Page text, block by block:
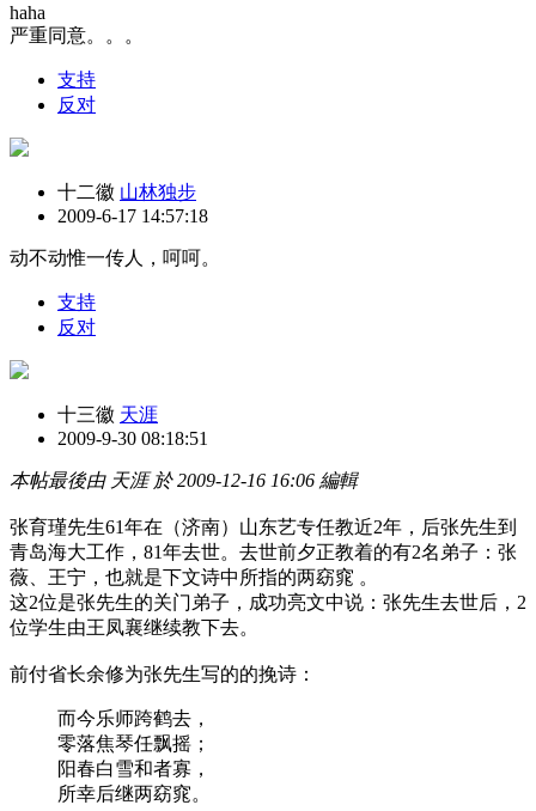
haha
严重同意。。。
支持
反对
十二徽 山林独步
2009-6-17 14:57:18
动不动惟一传人，呵呵。
支持
反对
十三徽 天涯
2009-9-30 08:18:51
本帖最後由 天涯 於 2009-12-16 16:06 編輯
张育瑾先生61年在（济南）山东艺专任教近2年，后张先生到
青岛海大工作，81年去世。去世前夕正教着的有2名弟子：张
薇、王宁，也就是下文诗中所指的两窈窕 。
这2位是张先生的关门弟子，成功亮文中说：张先生去世后，2
位学生由王凤襄继续教下去。
前付省长余修为张先生写的的挽诗：
而今乐师跨鹤去，
零落焦琴任飘摇；
阳春白雪和者寡，
所幸后继两窈窕。